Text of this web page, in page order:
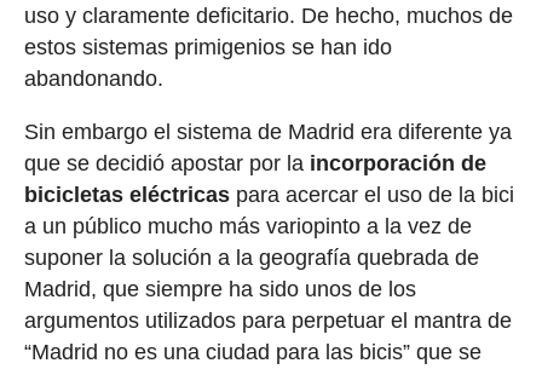
uso y claramente deficitario. De hecho, muchos de
estos sistemas primigenios se han ido
abandonando.
Sin embargo el sistema de Madrid era diferente ya
que se decidió apostar por la incorporación de
bicicletas eléctricaspara acercar el uso de la bici
a un público mucho más variopinto a la vez de
suponer la solución a la geografía quebrada de
Madrid, que siempre ha sido unos de los
argumentos utilizados para perpetuar el mantra de
“Madrid no es una ciudad para las bicis” que se